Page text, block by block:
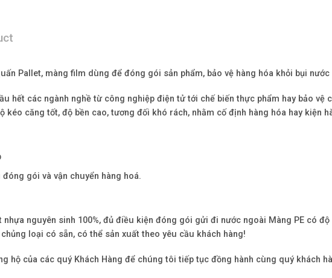
Pallet, màng film dùng để đóng gói sản phẩm, bảo vệ hàng hóa khỏi bụi nước
hết các ngành nghề từ công nghiệp điện tử tới chế biến thực phẩm hay bảo vệ
kéo căng tốt, độ bền cao, tương đối khó rách, nhằm cố định hàng hóa hay kiện
gói và vận chuyển hàng hoá.
nguyên sinh 100%, đủ điều kiện đóng gói gửi đi nước ngoài Màng PE có độ
loại có sẵn, có thể sản xuất theo yêu cầu khách hàng!
hộ của các quý Khách Hàng để chúng tôi tiếp tục đồng hành cùng quý khách